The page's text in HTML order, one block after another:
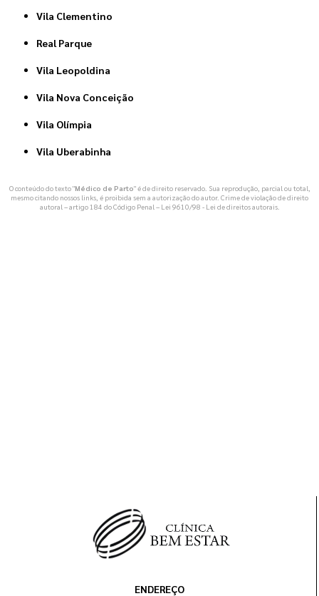
Vila Clementino
Real Parque
Vila Leopoldina
Vila Nova Conceição
Vila Olímpia
Vila Uberabinha
O conteúdo do texto "Médico de Parto" é de direito reservado. Sua reprodução, parcial ou total,
mesmo citando nossos links, é proibida sem a autorização do autor. Crime de violação de direito
autoral – artigo 184 do Código Penal – Lei 9610/98 - Lei de direitos autorais.
ENDEREÇO